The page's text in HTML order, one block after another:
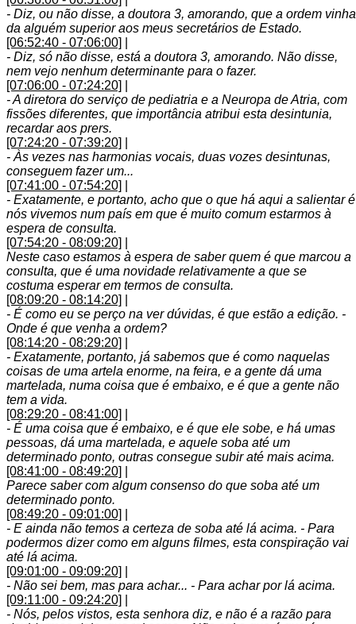
- Diz, ou não disse, a doutora 3, amorando, que a ordem vinha
da alguém superior aos meus secretários de Estado.
[06:52:40 - 07:06:00]
- Diz, só não disse, está a doutora 3, amorando. Não disse,
nem vejo nenhum determinante para o fazer.
[07:06:00 - 07:24:20]
- A diretora do serviço de pediatria e a Neuropa de Atria, com
fissões diferentes, que importância atribui esta desintunia,
recardar aos prers.
[07:24:20 - 07:39:20]
- Às vezes nas harmonias vocais, duas vozes desintunas,
conseguem fazer um...
[07:41:00 - 07:54:20]
- Exatamente, e portanto, acho que o que há aqui a salientar é
nós vivemos num país em que é muito comum estarmos à
espera de consulta.
[07:54:20 - 08:09:20]
Neste caso estamos à espera de saber quem é que marcou a
consulta, que é uma novidade relativamente a que se
costuma esperar em termos de consulta.
[08:09:20 - 08:14:20]
- É como eu se perço na ver dúvidas, é que estão a edição. -
Onde é que venha a ordem?
[08:14:20 - 08:29:20]
- Exatamente, portanto, já sabemos que é como naquelas
coisas de uma artela enorme, na feira, e a gente dá uma
martelada, numa coisa que é embaixo, e é que a gente não
tem a vida.
[08:29:20 - 08:41:00]
- É uma coisa que é embaixo, e é que ele sobe, e há umas
pessoas, dá uma martelada, e aquele soba até um
determinado ponto, outras consegue subir até mais acima.
[08:41:00 - 08:49:20]
Parece saber com algum consenso do que soba até um
determinado ponto.
[08:49:20 - 09:01:00]
- E ainda não temos a certeza de soba até lá acima. - Para
podermos dizer como em alguns filmes, esta conspiração vai
até lá acima.
[09:01:00 - 09:09:20]
- Não sei bem, mas para achar... - Para achar por lá acima.
[09:11:00 - 09:24:20]
- Nós, pelos vistos, esta senhora diz, e não é a razão para